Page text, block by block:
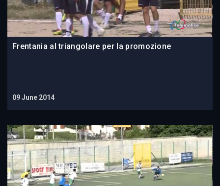
Frentania al triangolare per la promozione
09 June 2014